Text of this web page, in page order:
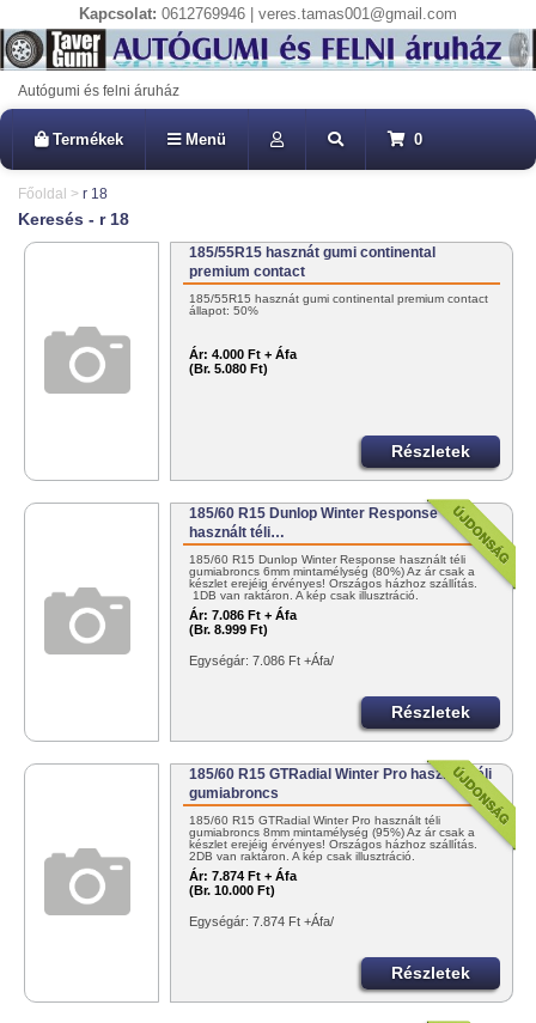
Kapcsolat: 0612769946 | veres.tamas001@gmail.com
Autógumi és felni áruház
Termékek Menü 0
Főoldal > r 18
Keresés - r 18
185/55R15 hasznát gumi continental
premium contact
185/55R15 hasznát gumi continental premium contact
állapot: 50%
Ár: 4.000 Ft + Áfa
(Br. 5.080 Ft)
Részletek
185/60 R15 Dunlop Winter Response
használt téli…
185/60 R15 Dunlop Winter Response használt téli
gumiabroncs 6mm mintamélység (80%) Az ár csak a
készlet erejéig érvényes! Országos házhoz szállítás.
1DB van raktáron. A kép csak illusztráció.
Ár: 7.086 Ft + Áfa
(Br. 8.999 Ft)
Egységár: 7.086 Ft +Áfa/
Részletek
185/60 R15 GTRadial Winter Pro használt téli
gumiabroncs
185/60 R15 GTRadial Winter Pro használt téli
gumiabroncs 8mm mintamélység (95%) Az ár csak a
készlet erejéig érvényes! Országos házhoz szállítás.
2DB van raktáron. A kép csak illusztráció.
Ár: 7.874 Ft + Áfa
(Br. 10.000 Ft)
Egységár: 7.874 Ft +Áfa/
Részletek